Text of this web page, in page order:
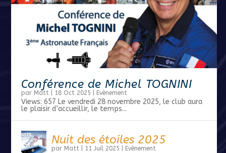
Conférence de Michel TOGNINI
par Matt 18 Oct 2025 Evènement
Views: 657 Le vendredi 28 novembre 2025, le club aura
le plaisir d’accueillir, le temps...
Nuit des étoiles 2025
par Matt 11 Juil 2025 Evènement